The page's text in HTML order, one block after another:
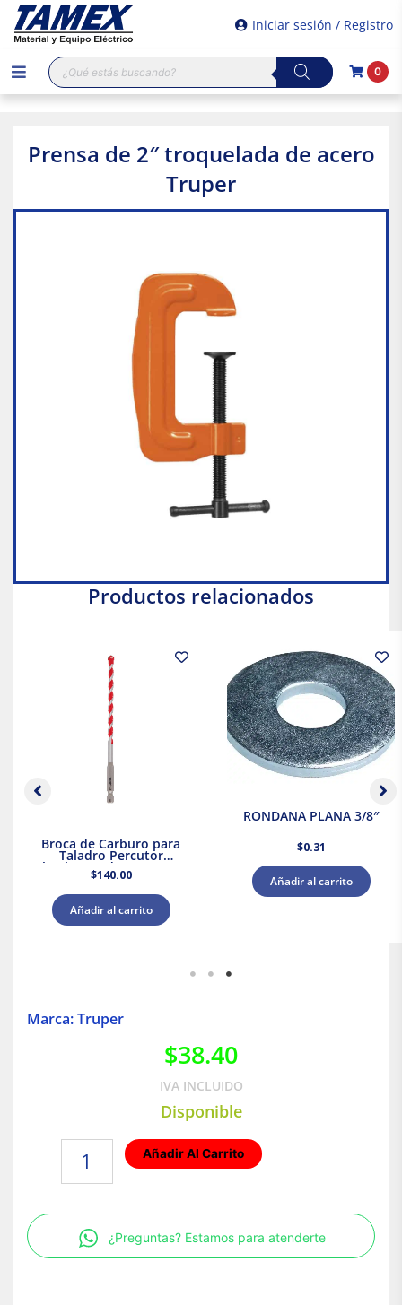
Iniciar sesión / Registro
Búsqueda
de
productos
0
Prensa de 2″ troquelada de acero
Truper
Productos relacionados
Broca de Carburo para
Taladro Percutor
Shockwave de 1/4″ x 4″ x
6″ Milwaukee
$140.00
Añadir al carrito
RONDANA PLANA 3/8″
$0.31
Añadir al carrito
Marca: Truper
$38.40
IVA INCLUIDO
Disponible
de
acero
Truper
Añadir Al Carrito
¿Preguntas? Estamos para atenderte